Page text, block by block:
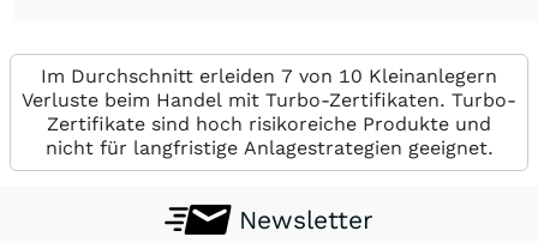
Im Durchschnitt erleiden 7 von 10 Kleinanlegern
Verluste beim Handel mit Turbo-Zertifikaten. Turbo-
Zertifikate sind hoch risikoreiche Produkte und
nicht für langfristige Anlagestrategien geeignet.
Newsletter